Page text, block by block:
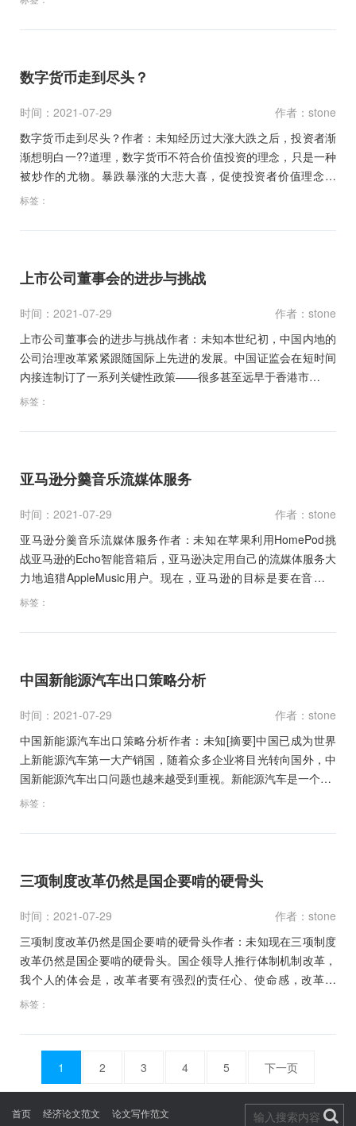
数字货币走到尽头？
时间：2021-07-29
作者：stone
数字货币走到尽头？作者：未知经历过大涨大跌之后，投资者渐
渐想明白一??道理，数字货币不符合价值投资的理念，只是一种
被炒作的尤物。暴跌暴涨的大悲大喜，促使投资者价值理念觉
醒。当…
标签：
上市公司董事会的进步与挑战
时间：2021-07-29
作者：stone
上市公司董事会的进步与挑战作者：未知本世纪初，中国内地的
公司治理改革紧紧跟随国际上先进的发展。中国证监会在短时间
内接连制订了一系列关键性政策――很多甚至远早于香港市…
标签：
亚马逊分羹音乐流媒体服务
时间：2021-07-29
作者：stone
亚马逊分羹音乐流媒体服务作者：未知在苹果利用HomePod挑
战亚马逊的Echo智能音箱后，亚马逊决定用自己的流媒体服务大
力地追猎AppleMusic用户。现在，亚马逊的目标是要在音乐流
媒…
标签：
中国新能源汽车出口策略分析
时间：2021-07-29
作者：stone
中国新能源汽车出口策略分析作者：未知[摘要]中国已成为世界
上新能源汽车第一大产销国，随着众多企业将目光转向国外，中
国新能源汽车出口问题也越来越受到重视。新能源汽车是一个…
标签：
三项制度改革仍然是国企要啃的硬骨头
时间：2021-07-29
作者：stone
三项制度改革仍然是国企要啃的硬骨头作者：未知现在三项制度
改革仍然是国企要啃的硬骨头。国企领导人推行体制机制改革，
我个人的体会是，改革者要有强烈的责任心、使命感，改革一
定…
标签：
文
章
1 2 3 4 5 下一页
首页 经济论文范文
论文写作范文